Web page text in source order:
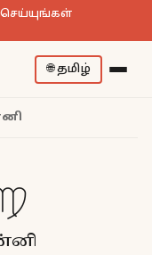
செய்யுங்கள்
🌐தமிழ்